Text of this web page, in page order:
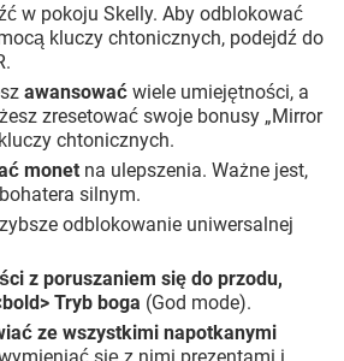
w pokoju Skelly. Aby odblokować
kluczy chtonicznych, podejdź do
awansować wiele umiejętności, a
zresetować swoje bonusy „Mirror
chtonicznych.
monet na ulepszenia. Ważne jest,
silnym.
odblokowanie uniwersalnej
z poruszaniem się do przodu,
Tryb boga (God mode).
ze wszystkimi napotkanymi